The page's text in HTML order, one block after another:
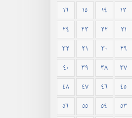
١٣ ١٤ ١٥
١٦
٢١ ٢٢ ٢٣
٢٤
٢٩ ٣٠ ٣١
٣٢
٣٧ ٣٨ ٣٩
٤٠
٤٥ ٤٦ ٤٧
٤٨
٥٣ ٥٤ ٥٥
٥٦